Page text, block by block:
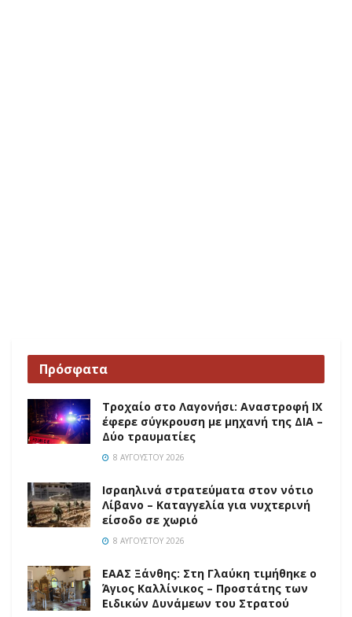
Πρόσφατα
Τροχαίο στο Λαγονήσι: Αναστροφή ΙΧ
έφερε σύγκρουση με μηχανή της ΔΙΑ –
Δύο τραυματίες
8 ΑΥΓΟΎΣΤΟΥ 2026
Ισραηλινά στρατεύματα στον νότιο
Λίβανο – Καταγγελία για νυχτερινή
είσοδο σε χωριό
8 ΑΥΓΟΎΣΤΟΥ 2026
EAAΣ Ξάνθης: Στη Γλαύκη τιμήθηκε ο
Άγιος Καλλίνικος – Προστάτης των
Ειδικών Δυνάμεων του Στρατού